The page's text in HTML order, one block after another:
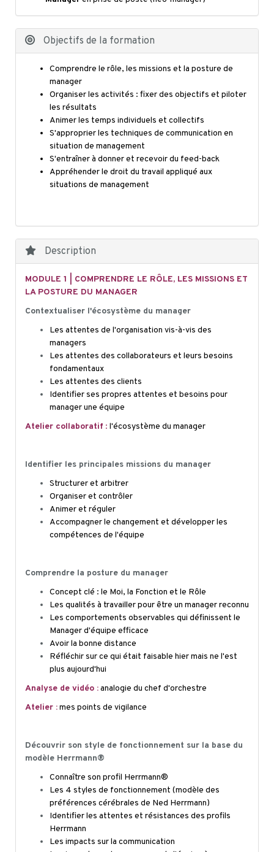
Objectifs de la formation
Comprendre le rôle, les missions et la posture de
manager
Organiser les activités : fixer des objectifs et piloter
les résultats
Animer les temps individuels et collectifs
S'approprier les techniques de communication en
situation de management
S'entraîner à donner et recevoir du feed-back
Appréhender le droit du travail appliqué aux
situations de management
Description
MODULE 1 | COMPRENDRE LE RÔLE, LES MISSIONS ET
LA POSTURE DU MANAGER
Contextualiser l'écosystème du manager
Les attentes de l'organisation vis-à-vis des
managers
Les attentes des collaborateurs et leurs besoins
fondamentaux
Les attentes des clients
Identifier ses propres attentes et besoins pour
manager une équipe
Atelier collaboratif : l'écosystème du manager
Identifier les principales missions du manager
Structurer et arbitrer
Organiser et contrôler
Animer et réguler
Accompagner le changement et développer les
compétences de l'équipe
Comprendre la posture du manager
Concept clé : le Moi, la Fonction et le Rôle
Les qualités à travailler pour être un manager reconnu
Les comportements observables qui définissent le
Manager d'équipe efficace
Avoir la bonne distance
Réfléchir sur ce qui était faisable hier mais ne l'est
plus aujourd'hui
Analyse de vidéo :analogie du chef d'orchestre
Atelier :mes points de vigilance
Découvrir son style de fonctionnement sur la base du
modèle Herrmann®
Connaître son profil Herrmann®
Les 4 styles de fonctionnement (modèle des
préférences cérébrales de Ned Herrmann)
Identifier les attentes et résistances des profils
Herrmann
Les impacts sur la communication